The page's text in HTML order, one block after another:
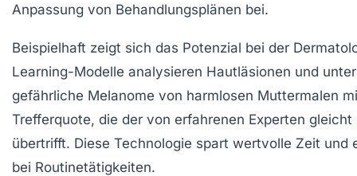
Anpassung von Behandlungsplänen bei.
Beispielhaft zeigt sich das Potenzial bei der
Learning-Modelle analysieren Hautläsionen und
gefährliche Melanome von harmlosen Muttermalen
Trefferquote, die der von erfahrenen Experten gleicht
übertrifft. Diese Technologie spart wertvolle Zeit und
bei Routinetätigkeiten.